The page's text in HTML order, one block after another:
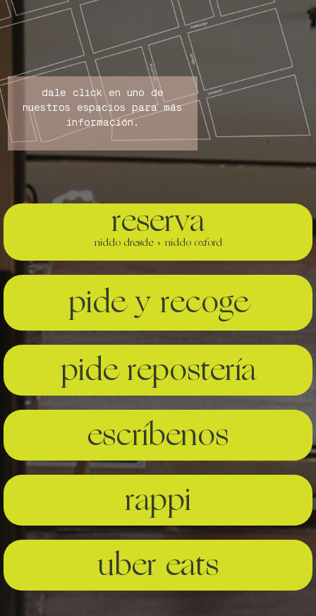
reserva
niddo dresde + niddo oxford
pide y recoge
pide repostería
escríbenos
rappi
uber eats
dale click en uno de
nuestros espacios para más
información.